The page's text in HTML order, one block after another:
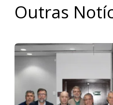
Outras